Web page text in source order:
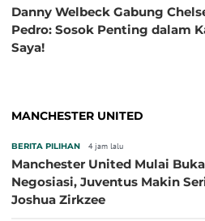
Danny Welbeck Gabung
Pedro: Sosok Penting dalam
Saya!
MANCHESTER UNITED
BERITA PILIHAN 4 jam lalu
Manchester United Mulai
Negosiasi, Juventus Makin
Joshua Zirkzee